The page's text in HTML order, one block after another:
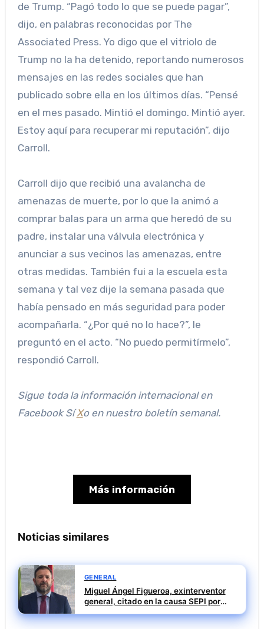
de Trump. “Pagó todo lo que se puede pagar”,
dijo, en palabras reconocidas por The
Associated Press. Yo digo que el vitriolo de
Trump no la ha detenido, reportando numerosos
mensajes en las redes sociales que han
publicado sobre ella en los últimos días. “Pensé
en el mes pasado. Mintió el domingo. Mintió ayer.
Estoy aquí para recuperar mi reputación”, dijo
Carroll.
Carroll dijo que recibió una avalancha de
amenazas de muerte, por lo que la animó a
comprar balas para un arma que heredó de su
padre, instalar una válvula electrónica y
anunciar a sus vecinos las amenazas, entre
otras medidas. También fui a la escuela esta
semana y tal vez dije la semana pasada que
había pensado en más seguridad para poder
acompañarla. “¿Por qué no lo hace?”, le
preguntó en el acto. “No puedo permitírmelo”,
respondió Carroll.
Sigue toda la información internacional en
FacebookSíXo en nuestro boletín semanal.
Más información
Noticias similares
GENERAL
Miguel Ángel Figueroa, exinterventor
general, citado en la causa SEPI por
presuntas irregularidades en ayudas
públicas